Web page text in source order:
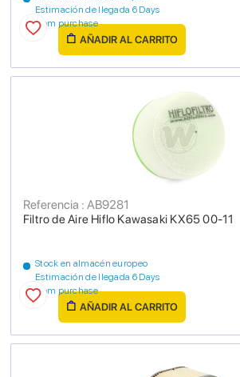
Estimación de llegada 6 Days
from purchase
AÑADIR AL CARRITO
Filtro de Aire Hiflo Kawasaki KX65 00-11
Referencia : AB9281
Stock en almacén europeo
Estimación de llegada 6 Days
from purchase
AÑADIR AL CARRITO